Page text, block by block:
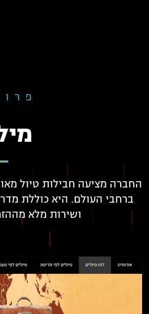
החברה מציעה חבילות טיול
ברחבי העולם. היא כוללת
ושירות מלא